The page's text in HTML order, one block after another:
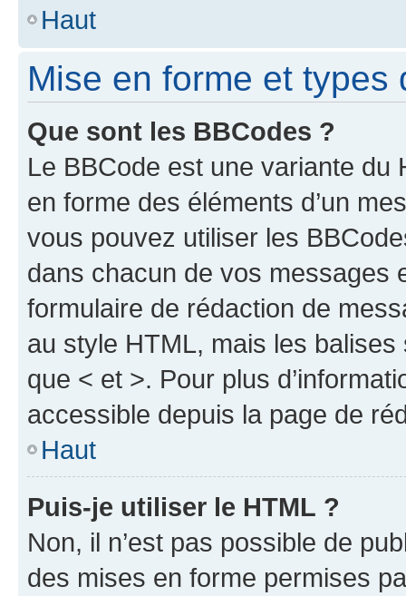
Haut
Mise en forme et types
Que sont les BBCodes ?
Le BBCode est une variante du
en forme des éléments d’un
vous pouvez utiliser les
dans chacun de vos messages
formulaire de rédaction de
au style HTML, mais les
que < et >. Pour plus
accessible depuis la page de
Haut
Puis-je utiliser le HTML ?
Non, il n’est pas possible de
des mises en forme permises